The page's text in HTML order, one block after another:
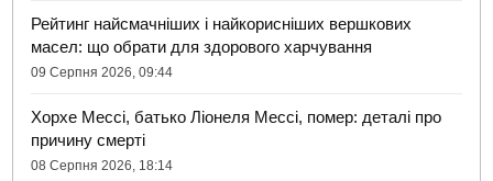
Рейтинг найсмачніших і найкорисніших вершкових
масел: що обрати для здорового харчування
09 Серпня 2026, 09:44
Хорхе Мессі, батько Ліонеля Мессі, помер: деталі про
причину смерті
08 Серпня 2026, 18:14